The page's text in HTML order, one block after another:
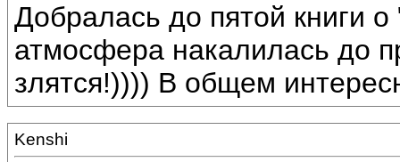
Добралась до пятой книги
атмосфера накалилась до
злятся!)))) В общем
Kenshi